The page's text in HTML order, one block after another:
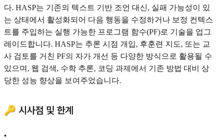
다. HASP는 기존의 텍스트 기반 조언 대신, 실패 가능성이 있
는 상태에서 활성화되어 다음 행동을 수정하거나 보정 컨텍스
트를 주입하는 실행 가능한 프로그램 함수(PF)로 기술을 업그
레이드합니다. HASP는 추론 시점 개입, 후훈련 지도, 또는 교
사 검토를 거친 PF의 자가 개선 등 다양한 방식으로 활용될 수
있으며, 웹 검색, 수학 추론, 코딩 과제에서 기존 방법 대비 상
당한 성능 향상을 보여주었습니다.
🔑 시사점 및 한계
•